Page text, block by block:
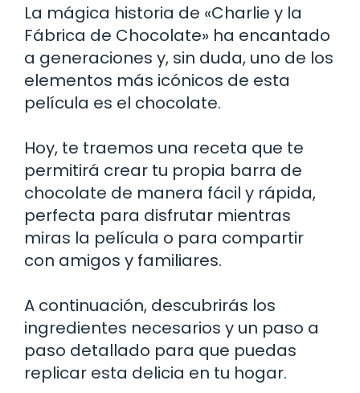
La mágica historia de «Charlie y la
Fábrica de Chocolate» ha encantado
a generaciones y, sin duda, uno de los
elementos más icónicos de esta
película es el chocolate.
Hoy, te traemos una receta que te
permitirá crear tu propia barra de
chocolate de manera fácil y rápida,
perfecta para disfrutar mientras
miras la película o para compartir
con amigos y familiares.
A continuación, descubrirás los
ingredientes necesarios y un paso a
paso detallado para que puedas
replicar esta delicia en tu hogar.